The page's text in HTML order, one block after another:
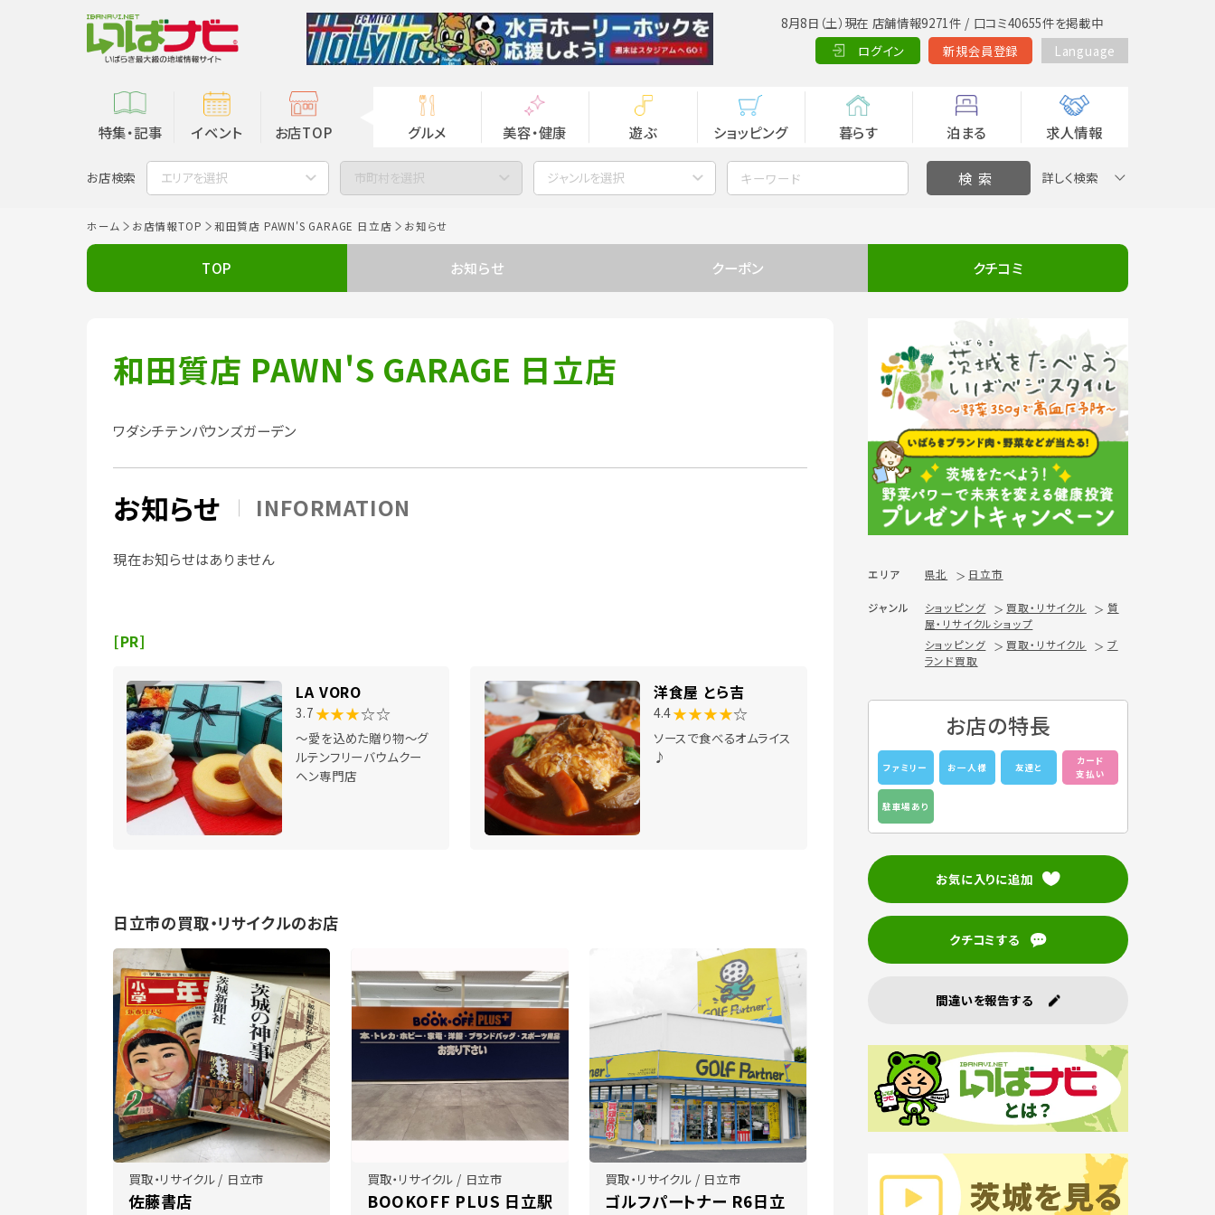
8月8日（土）現在 店舗情報9271件 / 口コミ40655件を掲載中
ログイン
新規会員登録 Language
特集・記事 イベント お店TOP グルメ 美容・健康 遊ぶ ショッピング 暮らす 泊まる 求人情報
お店検索 エリアを選択 市町村を選択 ジャンルを選択 詳しく検索
ホーム お店情報TOP 和田質店 PAWN'S GARAGE 日立店 お知らせ
TOP お知らせ クーポン クチコミ
和田質店 PAWN'S GARAGE 日立店
ワダシチテンパウンズガーデン
お知らせ INFORMATION
現在お知らせはありません
[PR]
LA VORO
3.7 ★★★☆☆
～愛を込めた贈り物～グ
ルテンフリーバウムクー
ヘン専門店
洋食屋 とら吉
4.4★★★★☆
ソースで食べるオムライス
♪
日立市の買取・リサイクルのお店
買取・リサイクル / 日立市
佐藤書店
買取・リサイクル / 日立市
BOOKOFF PLUS 日立駅
買取・リサイクル / 日立市
ゴルフパートナー R6日立
エリア 県北 日立市
ジャンル ショッピング 買取・リサイクル
質
屋・リサイクルショップ
ショッピング
買取・リサイクル
ブ
ランド買取
お店の特長
ファミリー お一人様 友達と
カード
支払い
駐車場あり
お気に入りに追加
クチコミする
間違いを報告する